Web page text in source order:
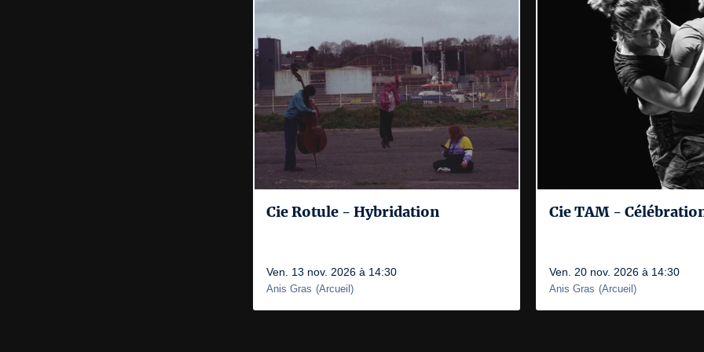
Cie Rotule - Hybridation
Ven. 13 nov. 2026 à 14:30
Anis Gras (Arcueil )
Cie TAM -
Ven. 20 nov. 2026 à 14:30
Anis Gras (Arcueil )